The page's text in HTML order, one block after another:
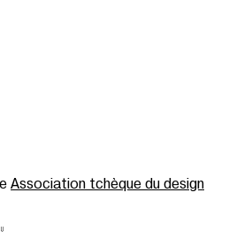
Association tchèque du design